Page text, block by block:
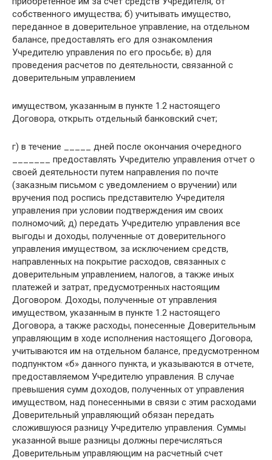
собственного имущества; б) учитывать имущество,
переданное в доверительное управление, на отдельном
балансе, предоставлять его для ознакомления
Учредителю управления по его просьбе; в) для
проведения расчетов по деятельности, связанной с
доверительным управлением
имуществом, указанным в пункте 1.2 настоящего
Договора, открыть отдельный банковский счет;
г) в течение _____ дней после окончания очередного
_______ предоставлять Учредителю управления отчет о
своей деятельности путем направления по почте
(заказным письмом с уведомлением о вручении) или
вручения под роспись представителю Учредителя
управления при условии подтверждения им своих
полномочий; д) передать Учредителю управления все
выгоды и доходы, полученные от доверительного
управления имуществом, за исключением средств,
направленных на покрытие расходов, связанных с
доверительным управлением, налогов, а также иных
платежей и затрат, предусмотренных настоящим
Договором. Доходы, полученные от управления
имуществом, указанным в пункте 1.2 настоящего
Договора, а также расходы, понесенные Доверительным
управляющим в ходе исполнения настоящего Договора,
учитываются им на отдельном балансе, предусмотренном
подпунктом «б» данного пункта, и указываются в отчете,
предоставляемом Учредителю управления. В случае
превышения сумм доходов, полученных от управления
имуществом, над понесенными в связи с этим расходами
Доверительный управляющий обязан передать
сложившуюся разницу Учредителю управления. Суммы
указанной выше разницы должны перечисляться
Доверительным управляющим на расчетный счет